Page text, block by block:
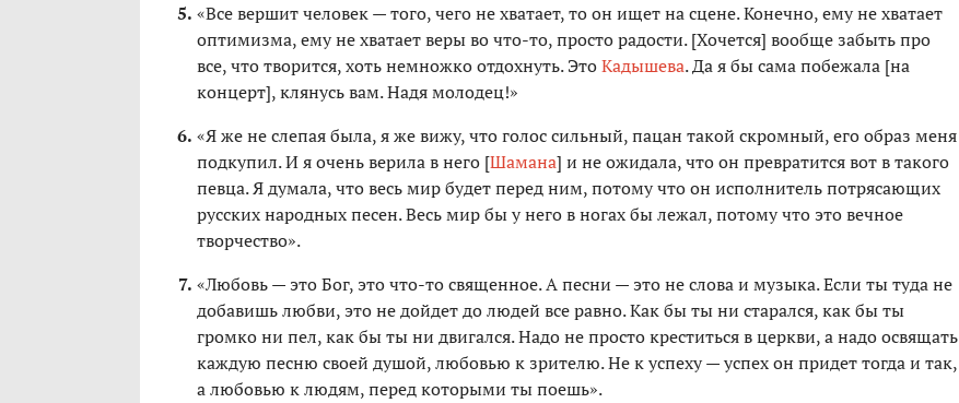
«Все вершит человек — того, чего не хватает, то он ищет на сцене. Конечно, ему не хватает
оптимизма, ему не хватает веры во что-то, просто радости. [Хочется] вообще забыть про
все, что творится, хоть немножко отдохнуть. ЭтоКадышева. Да я бы сама побежала [на
концерт], клянусь вам. Надя молодец!»
«Я же не слепая была, я же вижу, что голос сильный, пацан такой скромный, его образ меня
подкупил. И я очень верила в него [Шамана] и не ожидала, что он превратится вот в такого
певца. Я думала, что весь мир будет перед ним, потому что он исполнитель потрясающих
русских народных песен. Весь мир бы у него в ногах бы лежал, потому что это вечное
творчество».
«Любовь — это Бог, это что-то священное. А песни — это не слова и музыка. Если ты туда не
добавишь любви, это не дойдет до людей все равно. Как бы ты ни старался, как бы ты
громко ни пел, как бы ты ни двигался. Надо не просто креститься в церкви, а надо освящать
каждую песню своей душой, любовью к зрителю. Не к успеху — успех он придет тогда и так,
а любовью к людям, перед которыми ты поешь».